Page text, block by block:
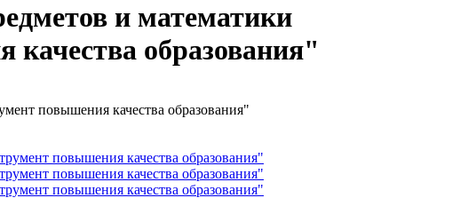
и математики
образования"
повышения качества образования"